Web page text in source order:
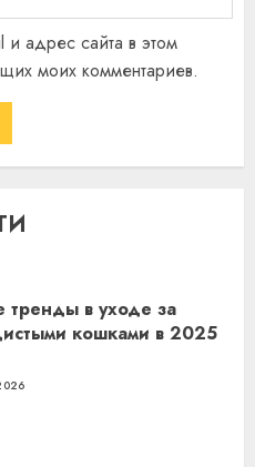
и адрес сайта в этом
моих комментариев.
тренды в уходе за
кошками в 2025